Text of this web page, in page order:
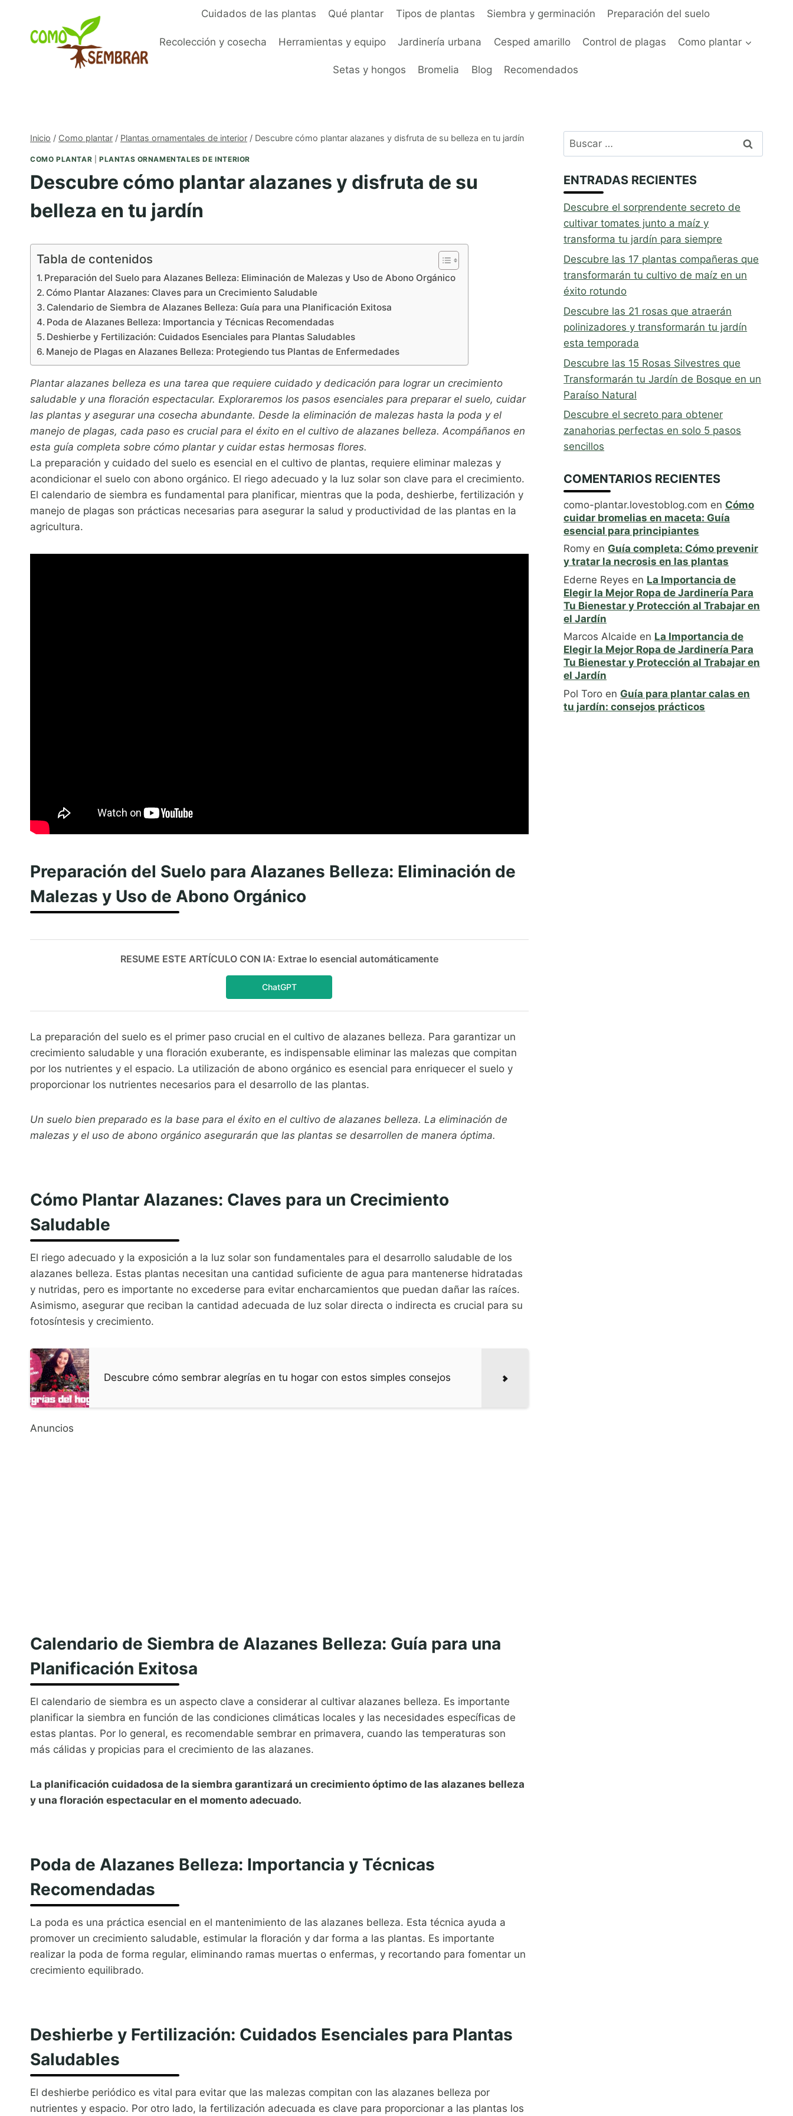
contenido
Cuidados de las plantas Qué plantar Tipos de plantas Siembra y germinación Preparación del suelo
Recolección y cosecha Herramientas y equipo Jardinería urbana Cesped amarillo Control de plagas Como plantar
Setas y hongos Bromelia Blog Recomendados
Inicio / Como plantar / Plantas ornamentales de interior / Descubre cómo plantar alazanes y disfruta de su belleza en tu jardín
COMO PLANTAR PLANTAS ORNAMENTALES DE INTERIOR
Descubre cómo plantar alazanes y disfruta de su
belleza en tu jardín
Tabla de contenidos
Preparación del Suelo para Alazanes Belleza: Eliminación de Malezas y Uso de Abono Orgánico
Cómo Plantar Alazanes: Claves para un Crecimiento Saludable
Calendario de Siembra de Alazanes Belleza: Guía para una Planificación Exitosa
Poda de Alazanes Belleza: Importancia y Técnicas Recomendadas
Deshierbe y Fertilización: Cuidados Esenciales para Plantas Saludables
Manejo de Plagas en Alazanes Belleza: Protegiendo tus Plantas de Enfermedades
Plantar alazanes belleza es una tarea que requiere cuidado y dedicación para lograr un crecimiento
saludable y una floración espectacular. Exploraremos los pasos esenciales para preparar el suelo, cuidar
las plantas y asegurar una cosecha abundante. Desde la eliminación de malezas hasta la poda y el
manejo de plagas, cada paso es crucial para el éxito en el cultivo de alazanes belleza. Acompáñanos en
esta guía completa sobre cómo plantar y cuidar estas hermosas flores.
La preparación y cuidado del suelo es esencial en el cultivo de plantas, requiere eliminar malezas y
acondicionar el suelo con abono orgánico. El riego adecuado y la luz solar son clave para el crecimiento.
El calendario de siembra es fundamental para planificar, mientras que la poda, deshierbe, fertilización y
manejo de plagas son prácticas necesarias para asegurar la salud y productividad de las plantas en la
agricultura.
Preparación del Suelo para Alazanes Belleza: Eliminación de
Malezas y Uso de Abono Orgánico
RESUME ESTE ARTÍCULO CON IA: Extrae lo esencial automáticamente
ChatGPT
La preparación del suelo es el primer paso crucial en el cultivo de alazanes belleza. Para garantizar un
crecimiento saludable y una floración exuberante, es indispensable eliminar las malezas que compitan
por los nutrientes y el espacio. La utilización de abono orgánico es esencial para enriquecer el suelo y
proporcionar los nutrientes necesarios para el desarrollo de las plantas.
Un suelo bien preparado es la base para el éxito en el cultivo de alazanes belleza. La eliminación de
malezas y el uso de abono orgánico asegurarán que las plantas se desarrollen de manera óptima.
Cómo Plantar Alazanes: Claves para un Crecimiento
Saludable
El riego adecuado y la exposición a la luz solar son fundamentales para el desarrollo saludable de los
alazanes belleza. Estas plantas necesitan una cantidad suficiente de agua para mantenerse hidratadas
y nutridas, pero es importante no excederse para evitar encharcamientos que puedan dañar las raíces.
Asimismo, asegurar que reciban la cantidad adecuada de luz solar directa o indirecta es crucial para su
fotosíntesis y crecimiento.
Descubre cómo sembrar alegrías en tu hogar con estos simples consejos
Anuncios
Calendario de Siembra de Alazanes Belleza: Guía para una
Planificación Exitosa
El calendario de siembra es un aspecto clave a considerar al cultivar alazanes belleza. Es importante
planificar la siembra en función de las condiciones climáticas locales y las necesidades específicas de
estas plantas. Por lo general, es recomendable sembrar en primavera, cuando las temperaturas son
más cálidas y propicias para el crecimiento de las alazanes.
La planificación cuidadosa de la siembra garantizará un crecimiento óptimo de las alazanes belleza
y una floración espectacular en el momento adecuado.
Poda de Alazanes Belleza: Importancia y Técnicas
Recomendadas
La poda es una práctica esencial en el mantenimiento de las alazanes belleza. Esta técnica ayuda a
promover un crecimiento saludable, estimular la floración y dar forma a las plantas. Es importante
realizar la poda de forma regular, eliminando ramas muertas o enfermas, y recortando para fomentar un
crecimiento equilibrado.
Deshierbe y Fertilización: Cuidados Esenciales para Plantas
Saludables
El deshierbe periódico es vital para evitar que las malezas compitan con las alazanes belleza por
nutrientes y espacio. Por otro lado, la fertilización adecuada es clave para proporcionar a las plantas los
Buscar:
ENTRADAS RECIENTES
Descubre el sorprendente secreto de
cultivar tomates junto a maíz y
transforma tu jardín para siempre
Descubre las 17 plantas compañeras que
transformarán tu cultivo de maíz en un
éxito rotundo
Descubre las 21 rosas que atraerán
polinizadores y transformarán tu jardín
esta temporada
Descubre las 15 Rosas Silvestres que
Transformarán tu Jardín de Bosque en un
Paraíso Natural
Descubre el secreto para obtener
zanahorias perfectas en solo 5 pasos
sencillos
COMENTARIOS RECIENTES
como-plantar.lovestoblog.com en Cómo
cuidar bromelias en maceta: Guía
esencial para principiantes
Romy en Guía completa: Cómo prevenir
y tratar la necrosis en las plantas
Ederne Reyes en La Importancia de
Elegir la Mejor Ropa de Jardinería Para
Tu Bienestar y Protección al Trabajar en
el Jardín
Marcos Alcaide en La Importancia de
Elegir la Mejor Ropa de Jardinería Para
Tu Bienestar y Protección al Trabajar en
el Jardín
Pol Toro en Guía para plantar calas en
tu jardín: consejos prácticos